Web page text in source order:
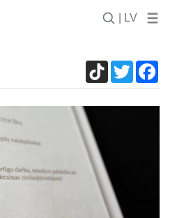
| LV
TikTokTwitter